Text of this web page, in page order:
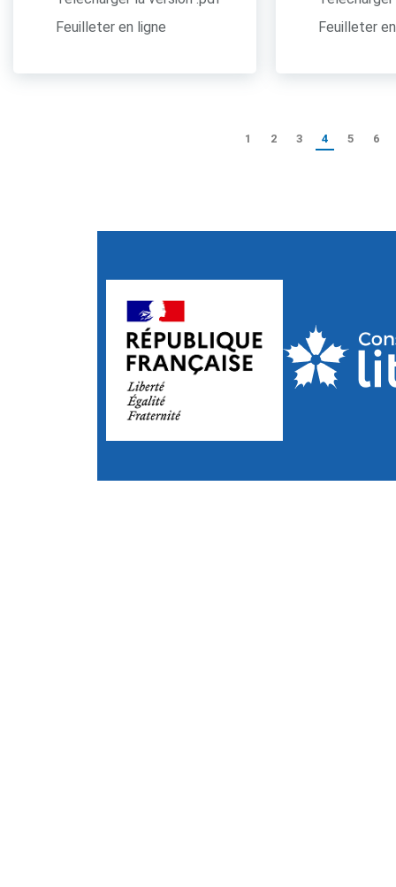
Feuilleter en ligne
Feuilleter
1 2 3 4 5 6